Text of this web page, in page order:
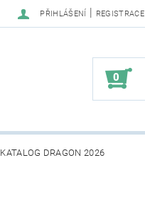
PŘIHLÁŠENÍ | REGISTRACE
0
KATALOG DRAGON 2026